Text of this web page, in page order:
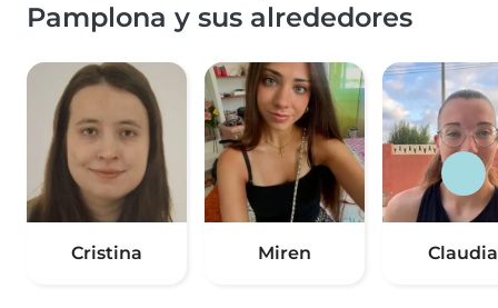
Pamplona y sus alrededores
Cristina Miren Claudia